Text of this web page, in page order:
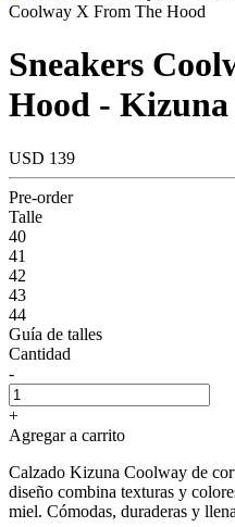
Coolway X From The Hood
Sneakers
Hood -
USD 139
Pre-order
Talle
40
41
42
43
44
Guía de talles
Cantidad
-
+
Agregar a carrito
Calzado Kizuna Coolway de
diseño combina texturas y
miel. Cómodas, duraderas y